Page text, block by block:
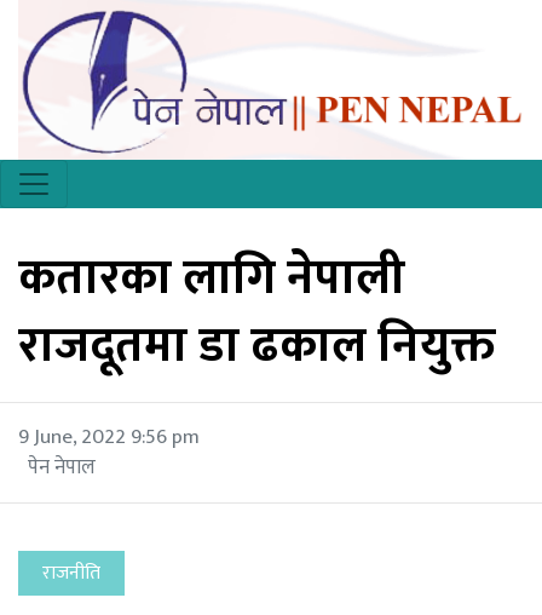
कतारका लागि नेपाली
राजदूतमा डा ढकाल नियुक्त
9 June, 2022 9:56 pm
पेन नेपाल
राजनीति